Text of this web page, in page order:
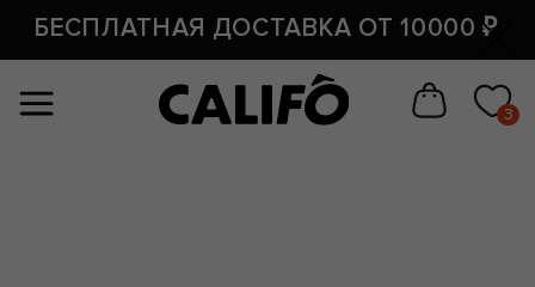
#размер заголовка у товара (на странице товара)
По всей
России
БЕСПЛАТНАЯ ДОСТАВКА ОТ 10000 ₽